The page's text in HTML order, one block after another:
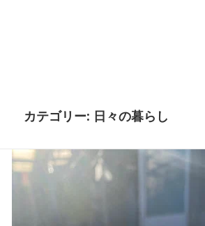
カテゴリー: 日々の暮らし